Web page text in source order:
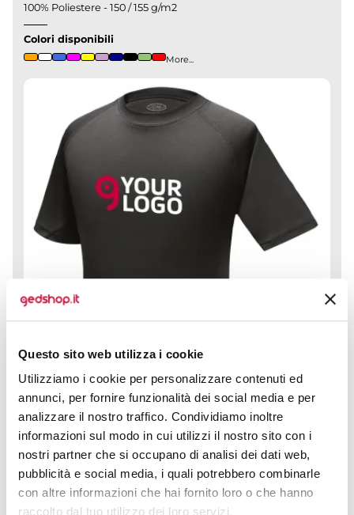
Questo sito web utilizza i cookie
Utilizziamo i cookie per personalizzare contenuti ed
annunci, per fornire funzionalità dei social media e per
analizzare il nostro traffico. Condividiamo inoltre
informazioni sul modo in cui utilizzi il nostro sito con i
nostri partner che si occupano di analisi dei dati web,
pubblicità e social media, i quali potrebbero combinarle
con altre informazioni che hai fornito loro o che hanno
raccolto dal tuo utilizzo dei loro servizi.
100% Poliestere - 150 / 155 g/m2
Colori disponibili
More...
Ottime t-shirt basic realizzate in poliestere tecnico al
100%, con un'ampia varietà di colori e la possibilità di